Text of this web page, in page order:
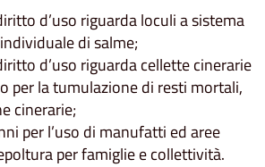
d’uso riguarda loculi a sistema
di salme;
d’uso riguarda cellette cinerarie
per la tumulazione di resti mortali,
cinerarie;
per l’uso di manufatti ed aree
per famiglie e collettività.